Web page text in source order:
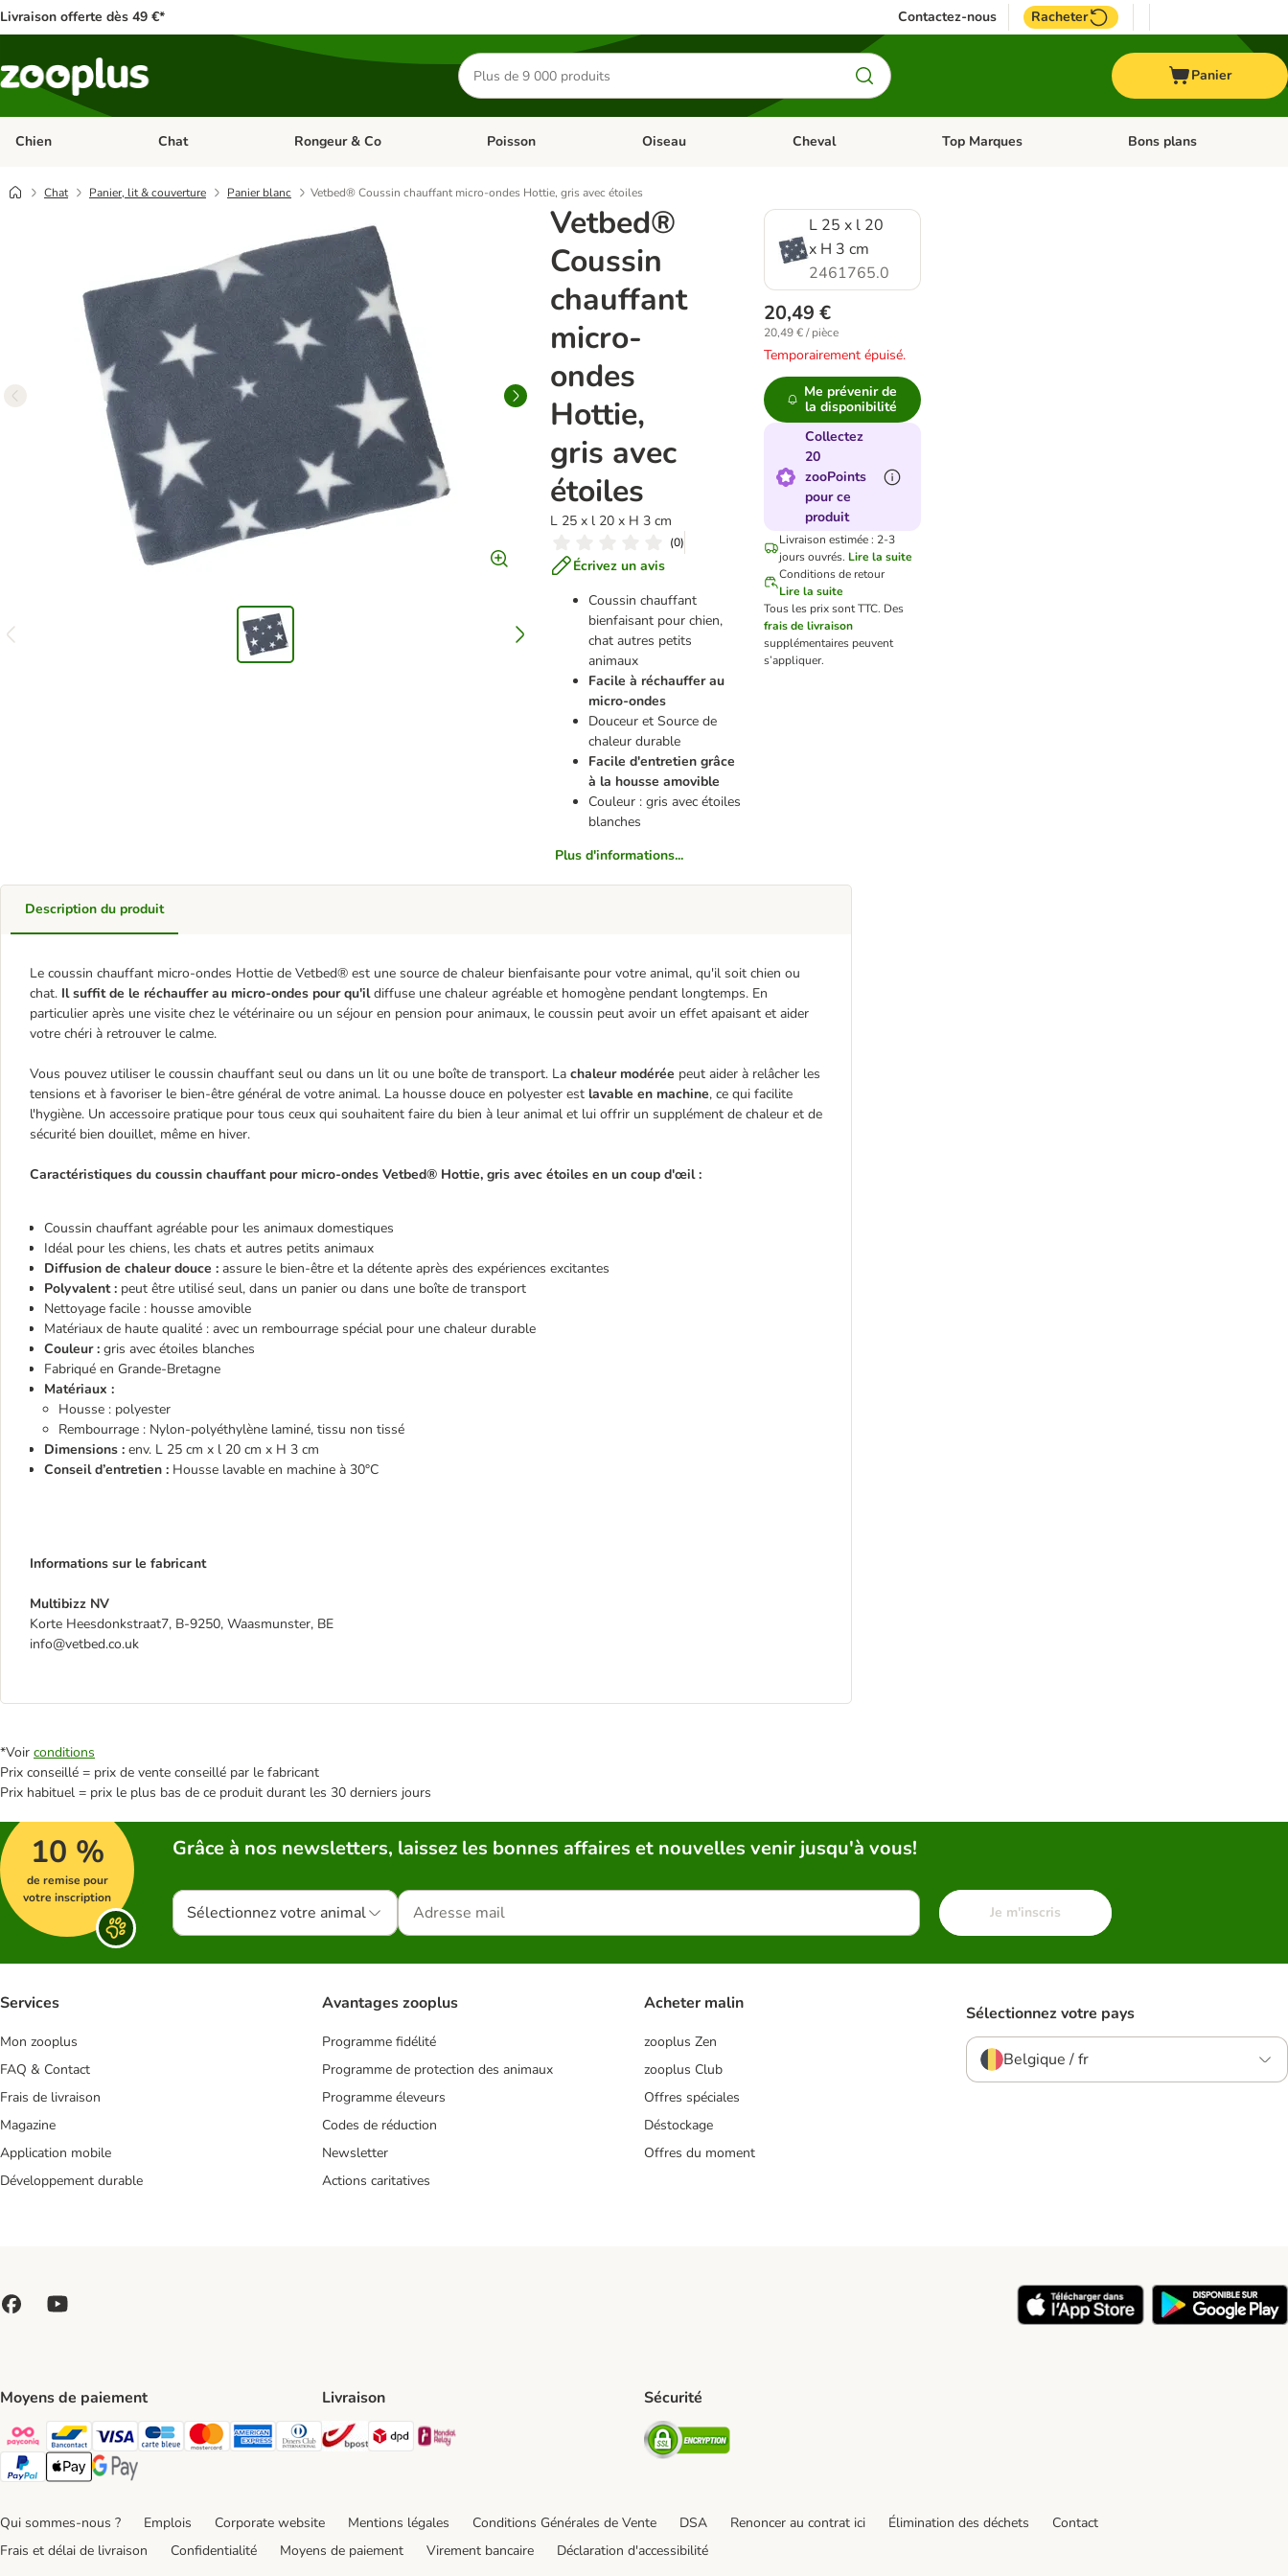
Livraison offerte dès 49 €* Contactez-nous Racheter
Rechercher
des
produits
Panier
Chien Dérouler les catégories: Chien
Chat Dérouler les catégories: Chat
Rongeur & Co Dérouler les catégories: Rongeur & Co
Poisson Dérouler les catégories: Poisson
Oiseau Dérouler les catégories: Oiseau
Cheval Dérouler les catégories: Cheval
Top Marques Dérouler les catégories: Top
Bons plans
Chat Panier, lit & couverture Panier blanc Vetbed® Coussin chauffant micro-ondes Hottie, gris avec étoiles
Vetbed®
Coussin
chauffant
micro-
ondes
Hottie,
gris avec
étoiles
L 25 x l 20 x H 3 cm
(0)
Écrivez un avis
Coussin chauffant
bienfaisant pour chien,
chat autres petits
animaux
Facile à réchauffer au
micro-ondes
Douceur et Source de
chaleur durable
Facile d'entretien grâce
à la housse amovible
Couleur : gris avec étoiles
blanches
Plus d'informations...
L 25 x l 20
x H 3 cm
2461765.0
20,49 €
20,49 € / pièce
Temporairement épuisé.
Me prévenir de
la disponibilité
Collectez
20
zooPoints
pour ce
produit
Livraison estimée : 2-3
jours ouvrés. Lire la suite
Conditions de retour
Lire la suite
Tous les prix sont TTC. Des
frais de livraison
supplémentaires peuvent
s’appliquer.
Description du produit
Le coussin chauffant micro-ondes Hottie de Vetbed® est une source de chaleur bienfaisante pour votre animal, qu'il soit chien ou
chat. Il suffit de le réchauffer au micro-ondes pour qu'ildiffuse une chaleur agréable et homogène pendant longtemps. En
particulier après une visite chez le vétérinaire ou un séjour en pension pour animaux, le coussin peut avoir un effet apaisant et aider
votre chéri à retrouver le calme.
Vous pouvez utiliser le coussin chauffant seul ou dans un lit ou une boîte de transport. La chaleur modérée peut aider à relâcher les
tensions et à favoriser le bien-être général de votre animal. La housse douce en polyester est lavable en machine, ce qui facilite
l'hygiène. Un accessoire pratique pour tous ceux qui souhaitent faire du bien à leur animal et lui offrir un supplément de chaleur et de
sécurité bien douillet, même en hiver.
Caractéristiques du coussin chauffant pour micro-ondes Vetbed® Hottie, gris avec étoiles en un coup d'œil :
Coussin chauffant agréable pour les animaux domestiques
Idéal pour les chiens, les chats et autres petits animaux
Diffusion de chaleur douce : assure le bien-être et la détente après des expériences excitantes
Polyvalent : peut être utilisé seul, dans un panier ou dans une boîte de transport
Nettoyage facile : housse amovible
Matériaux de haute qualité : avec un rembourrage spécial pour une chaleur durable
Couleur : gris avec étoiles blanches
Fabriqué en Grande-Bretagne
Matériaux :
Housse : polyester
Rembourrage : Nylon-polyéthylène laminé, tissu non tissé
Dimensions : env. L 25 cm x l 20 cm x H 3 cm
Conseil d’entretien : Housse lavable en machine à 30°C
Informations sur le fabricant
Multibizz NV
Korte Heesdonkstraat7, B-9250, Waasmunster, BE
info@vetbed.co.uk
*Voir conditions
Prix conseillé = prix de vente conseillé par le fabricant
Prix habituel = prix le plus bas de ce produit durant les 30 derniers jours
10 %
de remise pour
votre inscription
Grâce à nos newsletters, laissez les bonnes affaires et nouvelles venir jusqu'à vous!
Sélectionnez votre animal Je m'inscris
Services
Mon zooplus
FAQ & Contact
Frais de livraison
Magazine
Application mobile
Développement durable
Avantages zooplus
Programme fidélité
Programme de protection des animaux
Programme éleveurs
Codes de réduction
Newsletter
Actions caritatives
Acheter malin
zooplus Zen
zooplus Club
Offres spéciales
Déstockage
Offres du moment
Sélectionnez votre pays
Belgique / fr
Moyens de paiement
Payconiq Payment Method
bancontact Payment Method
Visa Payment Method
carte bleue Payment Method
Master card Payment Method
American express Payment Method
Diners club Payment Method
Paypal Payment Method
Apple Pay Payment Method
Google Pay Payment Method
Livraison
Bpost Shipping Method
DPD Shipping Method
Mondial relay Shipping Method
Sécurité
Security
Qui sommes-nous ? Emplois Corporate website Mentions légales Conditions Générales de Vente DSA Renoncer au contrat ici Élimination des déchets
Contact
Frais et délai de livraison
Confidentialité Moyens de paiement Virement bancaire Déclaration d'accessibilité